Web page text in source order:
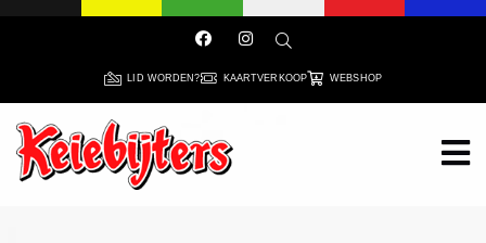
LID WORDEN? KAARTVERKOOP WEBSHOP